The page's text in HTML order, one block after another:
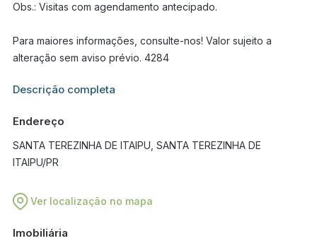
Obs.: Visitas com agendamento antecipado.
Para maiores informações, consulte-nos! Valor sujeito a
alteração sem aviso prévio. 4284
Informações adicionais sobre este imóvel estarão disponíveis
Descrição completa
Endereço
SANTA TEREZINHA DE ITAIPU, SANTA TEREZINHA DE
ITAIPU/PR
Ver localização no mapa
Imobiliária